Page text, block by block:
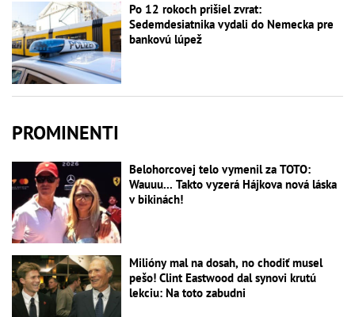
Po 12 rokoch prišiel zvrat:
Sedemdesiatnika vydali do Nemecka pre
bankovú lúpež
PROMINENTI
Belohorcovej telo vymenil za TOTO:
Wauuu... Takto vyzerá Hájkova nová láska
v bikinách!
Milióny mal na dosah, no chodiť musel
pešo! Clint Eastwood dal synovi krutú
lekciu: Na toto zabudni